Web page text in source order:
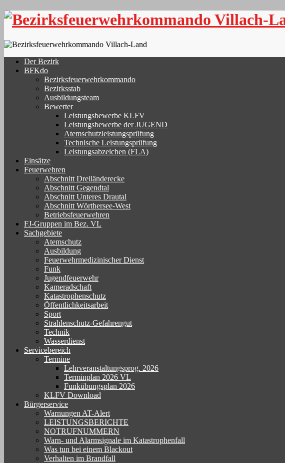
Skip
Der Bezirk
BFKdo
Bezirksfeuerwehrkommando
Bezirksstab
Ausbildungsteam
Bewerter
Leistungsbewerbe KLFV
Leistungsbewerbe der JUGEND
Atemschutzleistungsprüfung
Technische Leistungsprüfung
Leistungsabzeichen (FLA)
Einsätze
Feuerwehren
Abschnitt Dreiländerecke
Abschnitt Gegendtal
Abschnitt Unteres Drautal
Abschnitt Wörthersee-West
Betriebsfeuerwehren
FJ-Gruppen im Bez. VL
Sachgebiete
Atemschutz
Ausbildung
Feuerwehrmedizinischer Dienst
Funk
Jugendfeuerwehr
Kameradschaft
Katastrophenschutz
Öffentlichkeitsarbeit
Sport
Strahlenschutz-Gefahrengut
Technik
Wasserdienst
Servicebereich
Termine
Lehrveranstaltungsprog. 2026
Terminplan 2026 VL
Funkübungsplan 2026
KLFV Download
Bürgerservice
Warnungen AT-Alert
LEISTUNGSBERICHTE
NOTRUFNUMMERN
Warn- und Alarmsignale im Katastrophenfall
Was tun bei einem Blackout
Verhalten im Brandfall